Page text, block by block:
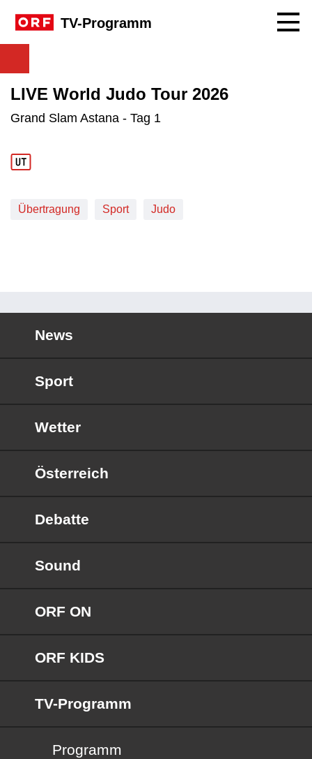
TV-Programm
LIVE World Judo Tour 2026
Grand Slam Astana - Tag 1
Übertragung Sport Judo
News
Sport
Wetter
Österreich
Debatte
Sound
ORF ON
ORF KIDS
TV-Programm
Programm